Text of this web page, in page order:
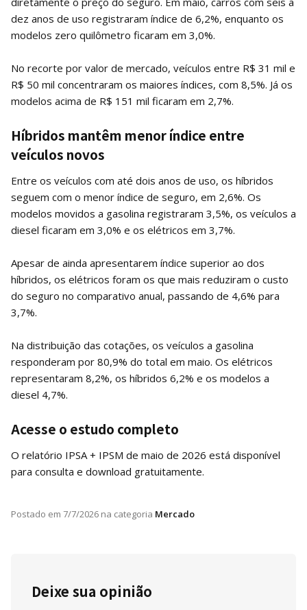
dez anos de uso registraram índice de 6,2%, enquanto os
modelos zero quilômetro ficaram em 3,0%.
No recorte por valor de mercado, veículos entre R$ 31 mil e
R$ 50 mil concentraram os maiores índices, com 8,5%. Já os
modelos acima de R$ 151 mil ficaram em 2,7%.
Híbridos mantêm menor índice entre
veículos novos
Entre os veículos com até dois anos de uso, os híbridos
seguem com o menor índice de seguro, em 2,6%. Os
modelos movidos a gasolina registraram 3,5%, os veículos a
diesel ficaram em 3,0% e os elétricos em 3,7%.
Apesar de ainda apresentarem índice superior ao dos
híbridos, os elétricos foram os que mais reduziram o custo
do seguro no comparativo anual, passando de 4,6% para
3,7%.
Na distribuição das cotações, os veículos a gasolina
responderam por 80,9% do total em maio. Os elétricos
representaram 8,2%, os híbridos 6,2% e os modelos a
diesel 4,7%.
Acesse o estudo completo
O relatório IPSA + IPSM de maio de 2026 está disponível
para consulta e download gratuitamente.
Postado em 7/7/2026 na categoria Mercado
Deixe sua opinião